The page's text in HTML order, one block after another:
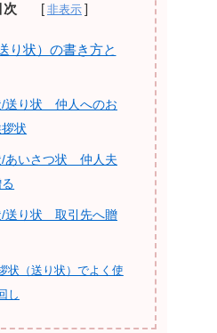
次
り状）の書き方と
/送り状 仲人へのお
状
/あいさつ状 仲人夫
/送り状 取引先へ贈
状（送り状）でよく使
し